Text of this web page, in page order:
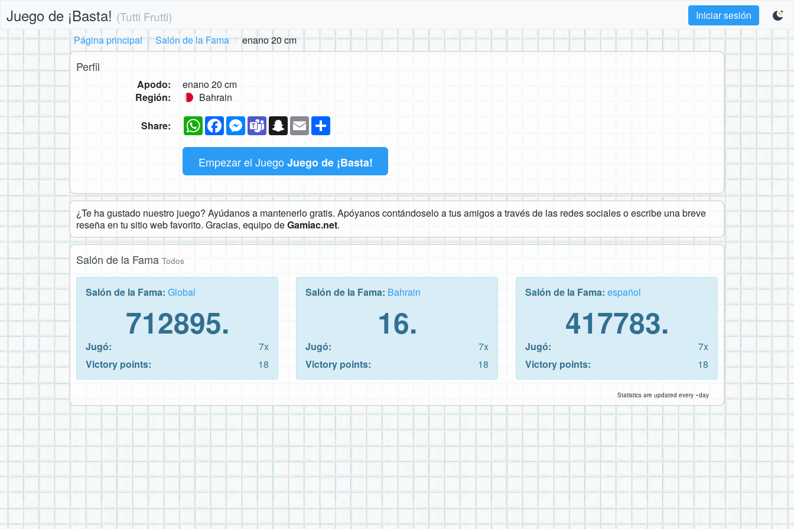
Juego de ¡Basta! (Tutti Frutti)
Iniciar sesión
Página principal
Salón de la Fama enano 20 cm
Perfil
Apodo:
enano 20 cm
Región:
Bahrain
Share: WhatsAppFacebookMessenger
TeamsSnapchat
Email
Empezar el Juego Juego de ¡Basta!
¿Te ha gustado nuestro juego? Ayúdanos a mantenerlo gratis. Apóyanos contándoselo a tus amigos a través de las redes sociales o escribe una breve
reseña en tu sitio web favorito. Gracias, equipo deGamiac.net.
Salón de la Fama Todos
Salón de la Fama: Global
712895.
Jugó:
7x
Victory points:
18
Salón de la Fama: Bahrain
16.
Jugó:
7x
Victory points:
18
Salón de la Fama: español
417783.
Jugó:
7x
Victory points:
18
Statistics are updated every ~day